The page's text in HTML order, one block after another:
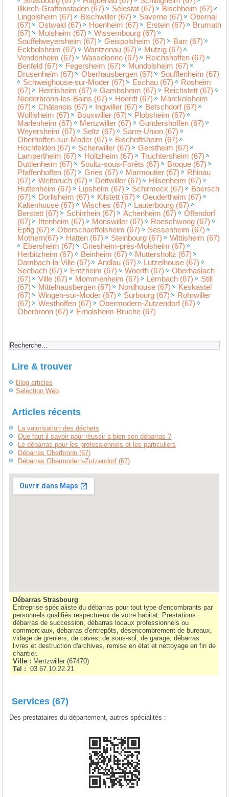
Illkirch-Graffenstaden (67)
Sélestat (67)
Bischheim (67)
Lingolsheim (67)
Bischwiller (67) Saverne (67)
Obernai
(67)
Ostwald (67) Hoenheim (67) Erstein (67)
Brumath
(67)
Molsheim (67)
Wissembourg (67)
Souffelweyersheim (67)
Geispolsheim (67)
Barr (67)
Eckbolsheim (67)
Wantzenau (67)
Mutzig (67)
Vendenheim (67)
Wasselonne (67)
Reichshoffen (67)
Benfeld (67)
Fegersheim (67)
Mundolsheim (67)
Drusenheim (67)
Oberhausbergen (67)
Soufflenheim (67)
Schweighouse-sur-Moder (67)
Eschau (67)
Rosheim
(67)
Herrlisheim (67) Gambsheim (67)
Reichstett (67)
Niederbronn-les-Bains (67)
Hoerdt (67)
Marckolsheim
(67)
Châtenois (67) Ingwiller (67)
Betschdorf (67)
Wolfisheim (67)
Bouxwiller (67)
Plobsheim (67)
Marlenheim (67)
Mertzwiller (67)
Gundershoffen (67)
Weyersheim (67)
Seltz (67)
Sarre-Union (67)
Oberhoffen-sur-Moder (67)
Bischoffsheim (67)
Hochfelden (67)
Scherwiller (67)
Gerstheim (67)
Lampertheim (67)
Holtzheim (67)
Truchtersheim (67)
Duttlenheim (67)
Soultz-sous-Forêts (67)
Broque (67)
Pfaffenhoffen (67)
Gries (67) Marmoutier (67)
Rhinau
(67)
Weitbruch (67) Dettwiller (67)
Hilsenheim (67)
Huttenheim (67)
Lipsheim (67) Schirmeck (67)
Boersch
(67)
Dorlisheim (67) Kilstett (67)
Geudertheim (67)
Kaltenhouse (67)
Wisches (67)
Lauterbourg (67)
Berstett (67)
Schirrhein (67) Achenheim (67)
Offendorf
(67)
Ittenheim (67) Monswiller (67)
Roeschwoog (67)
Epfig (67)
Oberschaeffolsheim (67)
Sessenheim (67)
Mothern(67)
Hatten (67) Steinbourg (67)
Wittisheim (67)
Ebersheim (67)
Griesheim-près-Molsheim (67)
Herbitzheim (67)
Beinheim (67)
Muttersholtz (67)
Dambach-la-Ville (67)
Andlau (67)
Lutzelhouse (67)
Seebach (67)
Entzheim (67) Woerth (67)
Oberhaslach
(67)
Ville (67) Mommenheim (67) Lembach (67)
Still
(67)
Mittelhausbergen (67) Nordhouse (67)
Keskastel
(67)
Wingen-sur-Moder (67) Surbourg (67)
Rohrwiller
(67)
Westhoffen (67)
Obermodern-Zutzendorf (67)
Oberbronn (67)
Ernolsheim-Bruche (67)
Lire & trouver
Blog articles
Selection Web
Articles récents
La valorisation des déchets
Que faut-il savoir pour réussir à bien son débarras ?
Le débarras pour les professionnels et les particuliers
Débarras Oberbronn (67)
Débarras Obermodern-Zutzendorf (67)
Débarras Strasbourg
Entreprise spécialiste du débarras pour tout type d'encombrants par
personnels qualifiés respectueux de votre habitat. Prestations :
débarras de succession, débarras locaux professionnels ou
commerciaux, débarras d'entrepôts, désencombrement de bureaux,
vidage de greniers, de caves, de sous-sol, de garage, débarras
livres et destruction d'archives, remise en état et nettoyage en fin de
chantier.
Ville : Mertzwiller(67470)
Tel :
03.67.10.22.21
Services (67)
Des prestataires du département, autres spécialités :